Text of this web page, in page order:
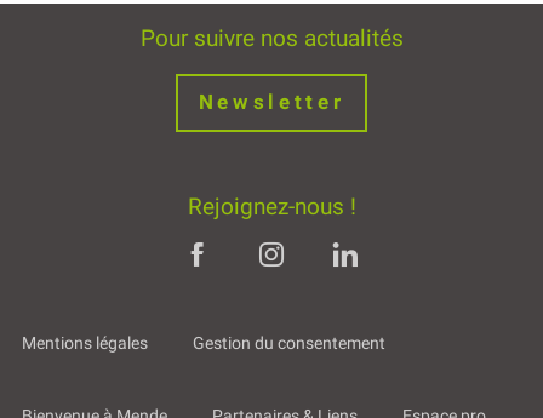
Pour suivre nos actualités
Newsletter
Rejoignez-nous !
Mentions légales Gestion du consentement